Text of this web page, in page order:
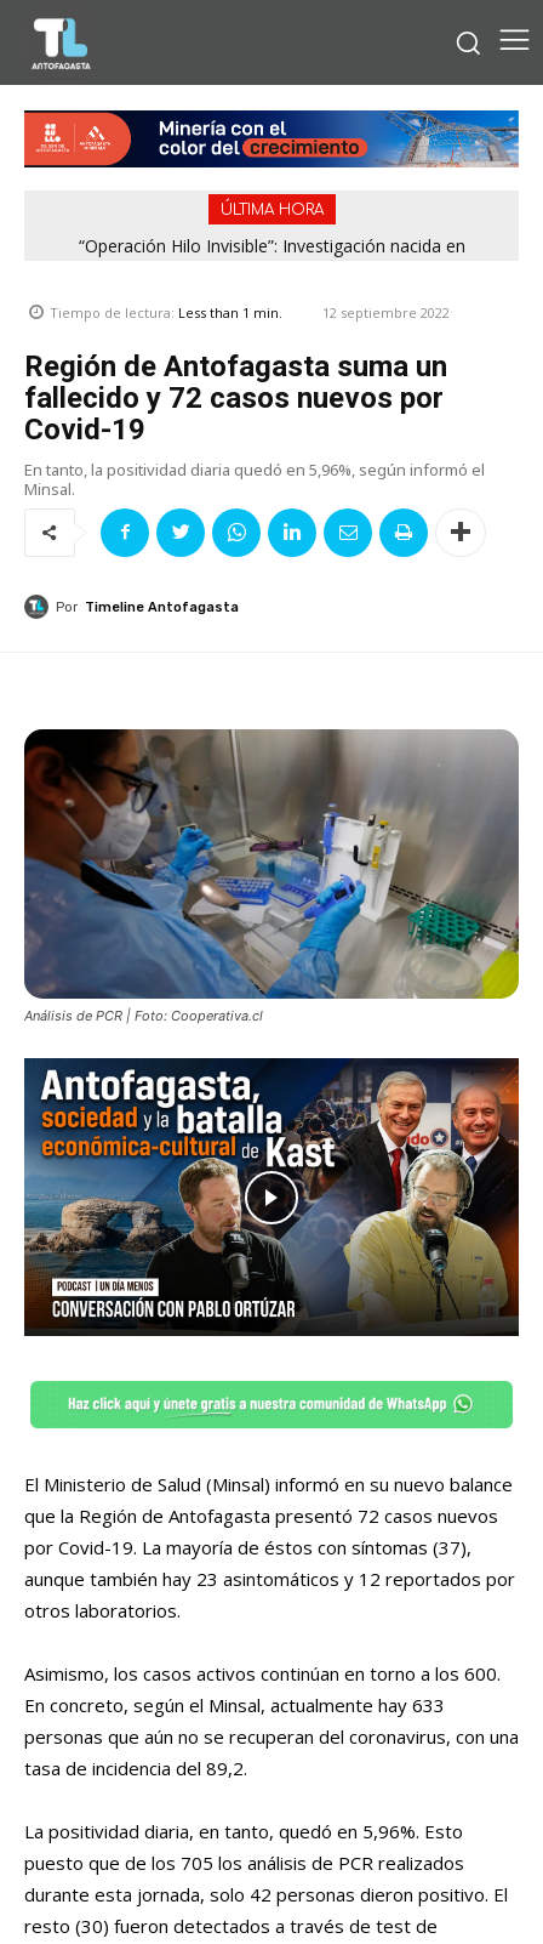
ÚLTIMA HORA
“Operación Hilo Invisible”: Investigación nacida en
Tiempo de lectura: Less than 1 min. 12 septiembre 2022
Región de Antofagasta suma un
fallecido y 72 casos nuevos por
Covid-19
En tanto, la positividad diaria quedó en 5,96%, según informó el
Minsal.
Por Timeline Antofagasta
Análisis de PCR | Foto: Cooperativa.cl
El Ministerio de Salud (Minsal) informó en su nuevo balance
que la Región de Antofagasta presentó 72 casos nuevos
por Covid-19. La mayoría de éstos con síntomas (37),
aunque también hay 23 asintomáticos y 12 reportados por
otros laboratorios.
Asimismo, los casos activos continúan en torno a los 600.
En concreto, según el Minsal, actualmente hay 633
personas que aún no se recuperan del coronavirus, con una
tasa de incidencia del 89,2.
La positividad diaria, en tanto, quedó en 5,96%. Esto
puesto que de los 705 los análisis de PCR realizados
durante esta jornada, solo 42 personas dieron positivo. El
resto (30) fueron detectados a través de test de